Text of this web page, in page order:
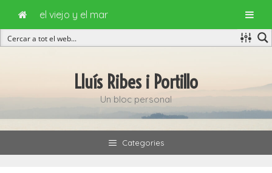
Lluís Ribes i Portillo
Un bloc personal
Categories
el viejo y el mar